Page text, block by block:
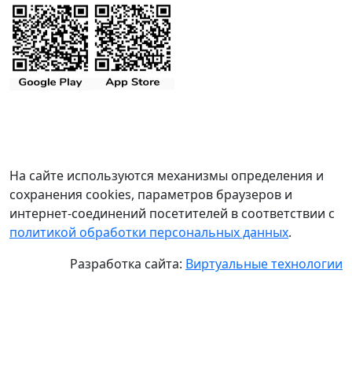
На сайте используются механизмы определения и
сохранения cookies, параметров браузеров и
интернет-соединений посетителей в соответствии с
политикой обработки персональных данных.
Разработка сайта: Виртуальные технологии